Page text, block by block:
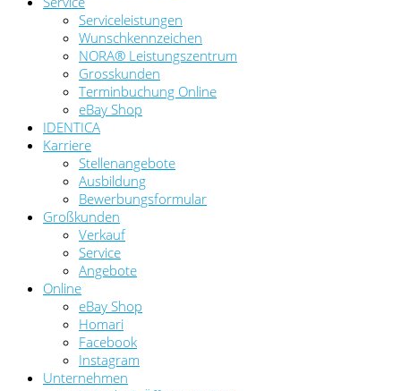
Serviceleistungen
Wunschkennzeichen
NORA® Leistungszentrum
Grosskunden
Terminbuchung Online
eBay Shop
IDENTICA
Karriere
Stellenangebote
Ausbildung
Bewerbungsformular
Großkunden
Verkauf
Service
Angebote
Online
eBay Shop
Homari
Facebook
Instagram
Unternehmen